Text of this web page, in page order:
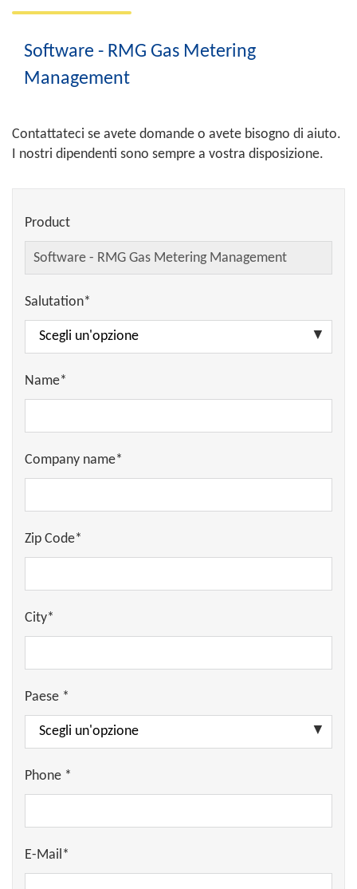
Software - RMG Gas Metering
Management
Contattateci se avete domande o avete bisogno di aiuto.
I nostri dipendenti sono sempre a vostra disposizione.
Product
Salutation*
Name*
Company name*
Zip Code*
City*
Paese *
Phone *
E-Mail*